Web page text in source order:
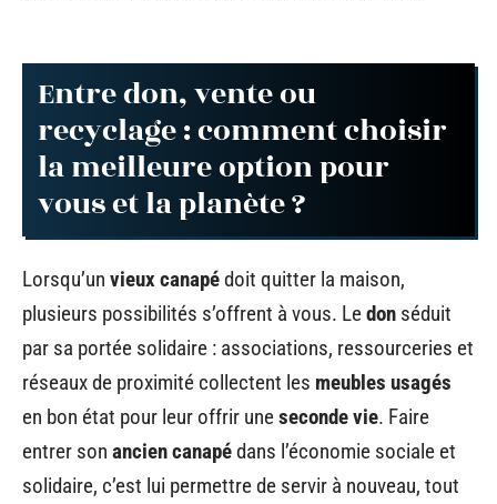
Entre don, vente ou
recyclage : comment choisir
la meilleure option pour
vous et la planète ?
Lorsqu’un vieux canapédoit quitter la maison,
plusieurs possibilités s’offrent à vous. Ledon séduit
par sa portée solidaire : associations, ressourceries et
réseaux de proximité collectent les meubles usagés
en bon état pour leur offrir uneseconde vie. Faire
entrer son ancien canapédans l’économie sociale et
solidaire, c’est lui permettre de servir à nouveau, tout